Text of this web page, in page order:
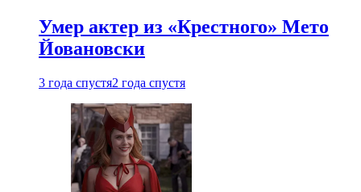
Умер актер из «Крестного» Мето
Йовановски
3 года спустя2 года спустя